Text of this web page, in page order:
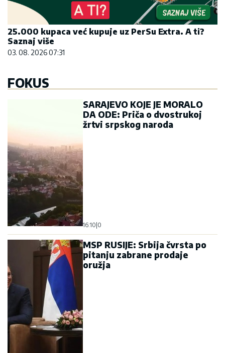
25.000 kupaca već kupuje uz PerSu Extra. A ti?
Saznaj više
03. 08. 2026 07:31
FOKUS
SARAJEVO KOJE JE MORALO
DA ODE: Priča o dvostrukoj
žrtvi srpskog naroda
16:10|0
MSP RUSIJE: Srbija čvrsta po
pitanju zabrane prodaje
oružja